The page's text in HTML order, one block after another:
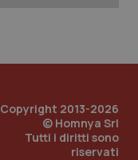
Copyright 2013-2026
© Homnya Srl
Tutti i diritti sono
riservati